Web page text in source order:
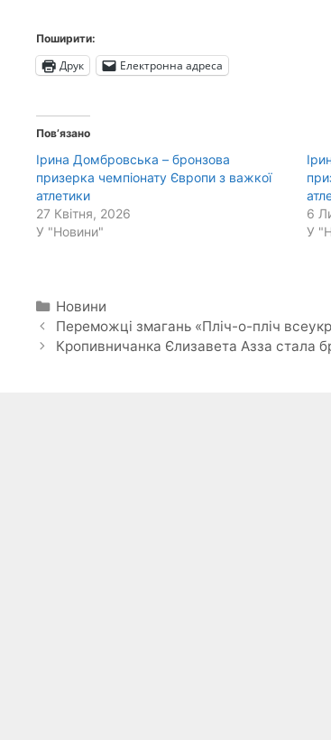
Поширити:
Друк Електронна адреса
Пов’язано
Ірина Домбровська – бронзова
призерка чемпіонату Європи з важкої
атлетики
27 Квітня, 2026
У "Новини"
6
У
Категорії
Новини
Переможці змагань «Пліч-о-пліч
Кропивничанка Єлизавета Азза стала